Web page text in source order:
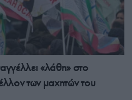
«λάθη» στο
των μαχητών του